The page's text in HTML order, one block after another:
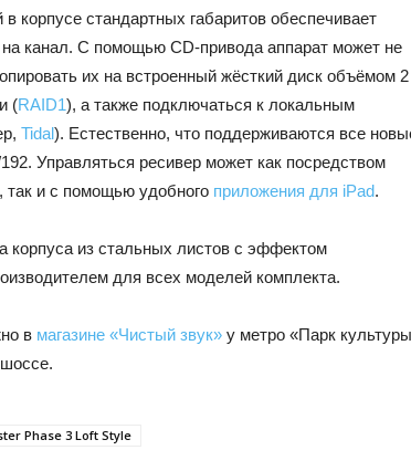
корпусе стандартных габаритов обеспечивает
канал. С помощью CD-привода аппарат может не
их на встроенный жёсткий диск объёмом 2
(RAID1), а также подключаться к локальным
Tidal). Естественно, что поддерживаются все
Управляться ресивер может как посредством
так и с помощью удобного приложения для iPad.
корпуса из стальных листов с эффектом
для всех моделей комплекта.
в магазине «Чистый звук» у метро «Парк
Phase 3 Loft Style